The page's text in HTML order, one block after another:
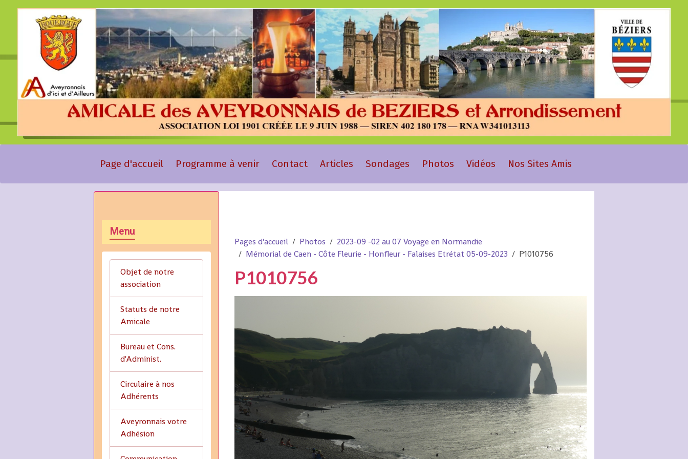
Page d'accueil Programme à venir Contact Articles Sondages Photos Vidéos Nos Sites Amis
Pages d'accueil Photos
2023-09 -02 au 07 Voyage en Normandie
Mémorial de Caen - Côte Fleurie - Honfleur - Falaises Etrétat 05-09-2023
P1010756
P1010756
Menu
Objet de notre
association
Statuts de notre
Amicale
Bureau et Cons.
d'Administ.
Circulaire à nos
Adhérents
Aveyronnais votre
Adhésion